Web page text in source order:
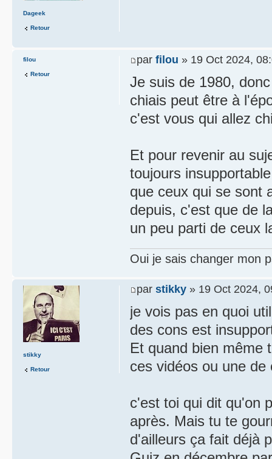
Dageek
Retour
par filou » 19 Oct 2024,
Je suis de 1980,
chiais peut être à
c'est vous qui allez
Et pour revenir au
toujours
que ceux qui se sont
depuis, c'est que de
un peu parti de ceux
Oui je sais changer mon
filou
Retour
par stikky » 19 Oct 2024,
je vois pas en quoi
des cons est
Et quand bien même
ces vidéos ou une
c'est toi qui dit qu'on
après. Mais tu te
d'ailleurs ça fait déjà
stikky
Retour